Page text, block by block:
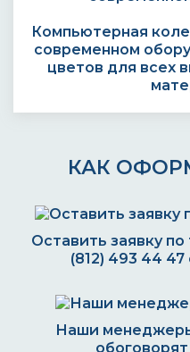
Компьютерная
современном
цветов для всех
КАК
Оставить заявку
(812) 493 44 47
Наши